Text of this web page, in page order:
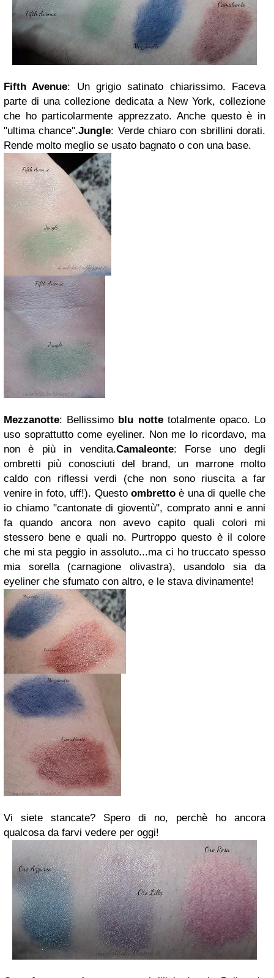
Fifth Avenue: Un grigio satinato chiarissimo. Faceva
parte di una collezione dedicata a New York, collezione
che ho particolarmente apprezzato. Anche questo è in
"ultima chance".Jungle: Verde chiaro con sbrillini dorati.
Rende molto meglio se usato bagnato o con una base.
Mezzanotte: Bellissimo blu nottetotalmente opaco. Lo
uso soprattutto come eyeliner. Non me lo ricordavo, ma
non è più in vendita.Camaleonte: Forse uno degli
ombretti più conosciuti del brand, un marrone molto
caldo con riflessi verdi (che non sono riuscita a far
venire in foto, uff!). Questo ombretto è una di quelle che
io chiamo "cantonate di gioventù", comprato anni e anni
fa quando ancora non avevo capito quali colori mi
stessero bene e quali no. Purtroppo questo è il colore
che mi sta peggio in assoluto...ma ci ho truccato spesso
mia sorella (carnagione olivastra), usandolo sia da
eyeliner che sfumato con altro, e le stava divinamente!
Vi siete stancate? Spero di no, perchè ho ancora
qualcosa da farvi vedere per oggi!